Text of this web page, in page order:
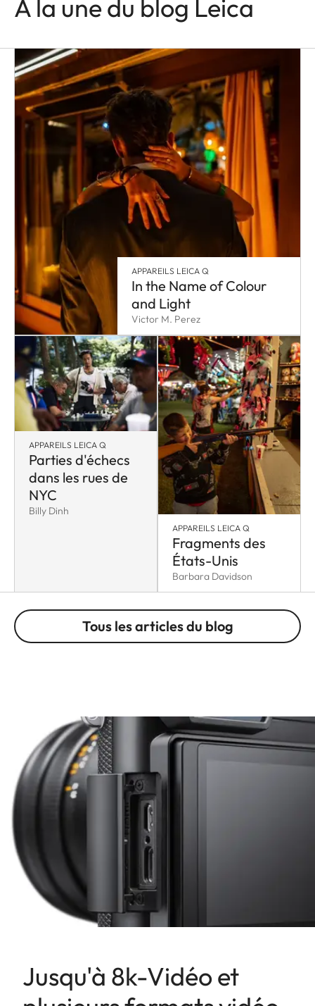
À la une du blog Leica
APPAREILS LEICA Q
In the Name of Colour
and Light
Victor M. Perez
APPAREILS LEICA Q
Parties d'échecs
dans les rues de
NYC
Billy Dinh
APPAREILS LEICA Q
Fragments des
États-Unis
Barbara Davidson
Tous les articles du blog
Jusqu'à 8k-Vidéo et